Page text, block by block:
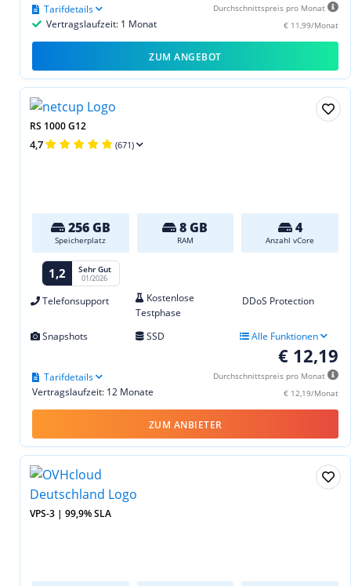
Durchschnittspreis pro Monat
€ 11,99/Monat
Vertragslaufzeit: 1 Monat
Tarifdetails
ZUM ANGEBOT
RS 1000 G12
4,7 (671)
256 GB
Speicherplatz
8 GB
RAM
4
Anzahl vCore
1,2 Sehr Gut
01/2026
Telefonsupport
Kostenlose
Testphase
DDoS Protection
Snapshots SSD Alle Funktionen
€ 12,19
Durchschnittspreis pro Monat
€ 12,19/Monat
Vertragslaufzeit: 12 Monate
Tarifdetails
ZUM ANBIETER
VPS-3 | 99,9% SLA